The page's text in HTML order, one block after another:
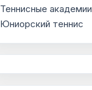
Теннисные академии
Юниорский теннис